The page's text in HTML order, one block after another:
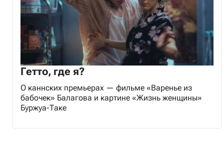
Гетто, где я?
О каннских премьерах — фильме «Варенье из
бабочек» Балагова и картине «Жизнь женщины»
Буржуа-Таке